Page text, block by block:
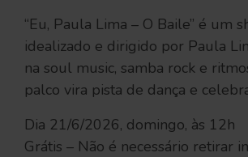
“Eu, Paula Lima – O Baile” é um
idealizado e dirigido por Paula
na soul music, samba rock e
palco vira pista de dança e
Dia 21/6/2026, domingo, às 12h
Grátis – Não é necessário retirar